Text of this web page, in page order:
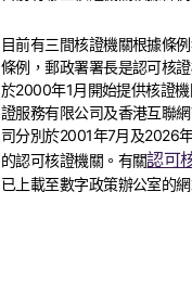
目前有三間核證機關根據條
條例，郵政署署長是認可核
於2000年1月開始提供核證
證服務有限公司及香港互聯
司分別於2001年7月及2026
的認可核證機關。有關認可
已上載至數字政策辦公室的網